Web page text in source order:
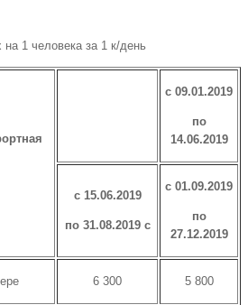
1 человека за 1 к/день
с 09.01.2019
по
14.06.2019
с 15.06.2019
по 31.08.2019 с
с 01.09.2019
по
27.12.2019
6 300 5 800